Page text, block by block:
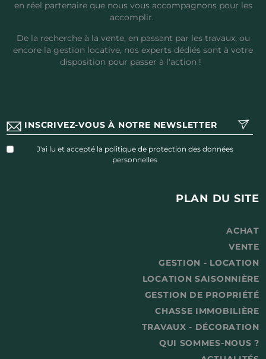
en réel partenaire que nous vous accompagnons pour les
accomplir.
De la recherche à la vente, en passant par les travaux, ou
encore la gestion locative, nos experts dédiés sont à votre
disposition pour passer à l'action !
J'ai lu et accepté la politique de protection des données
personnelles
PLAN DU SITE
ACHAT
VENTE
GESTION - LOCATION
LOCATION SAISONNIÈRE
GESTION DE PROPRIÉTÉ
CHASSE IMMOBILIÈRE
TRAVAUX - DÉCORATION
QUI SOMMES-NOUS ?